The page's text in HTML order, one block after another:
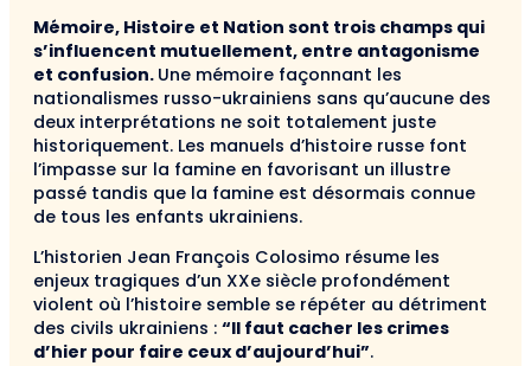
Mémoire, Histoire et Nation sont trois champs qui
s’influencent mutuellement, entre antagonisme
et confusion. Une mémoire façonnant les
nationalismes russo-ukrainiens sans qu’aucune des
deux interprétations ne soit totalement juste
historiquement. Les manuels d’histoire russe font
l’impasse sur la famine en favorisant un illustre
passé tandis que la famine est désormais connue
de tous les enfants ukrainiens.
L’historien Jean François Colosimo résume les
enjeux tragiques d’un XXe siècle profondément
violent où l’histoire semble se répéter au détriment
des civils ukrainiens : “Il faut cacher les crimes
d’hier pour faire ceux d’aujourd’hui”.